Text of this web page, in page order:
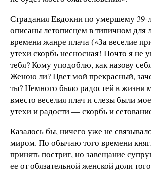
Страдания Евдокии по умершему
описаны летописцем в типичном для
времени жанре плача («За веселие
утехи скорбь несносная! Почто я не
тебя? Кому уподоблю, как назову
Женою ли? Цвет мой прекрасный,
ты? Немного было радостей в жизни
вместо веселия плач и слезы были
утехи и радости — скорбь и
Казалось бы, ничего уже не
миром. По обычаю того времени
принять постриг, но завещание
ее от обязательной женской доли